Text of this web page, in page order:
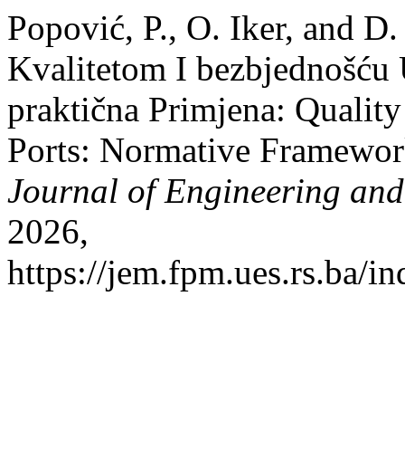
Popović, P., O. Iker, and
Kvalitetom I
praktična Primjena:
Ports: Normative
Journal of Engineering
2026,
https://jem.fpm.ues.rs.ba/